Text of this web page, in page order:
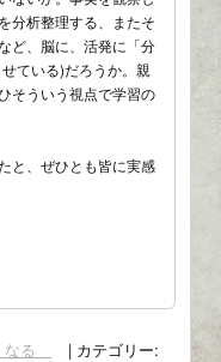
分析整理する、またそ
ど、脳に、活発に「分
ている)だろうか。親
そういう視点で学習の
と、ぜひとも皆に実感
なる
| カテゴリー: